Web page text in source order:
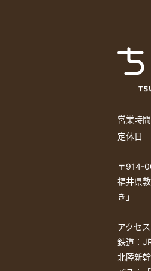
営業時間
定休日
〒914-
福井県
き」
アクセス
鉄道：
北陸新